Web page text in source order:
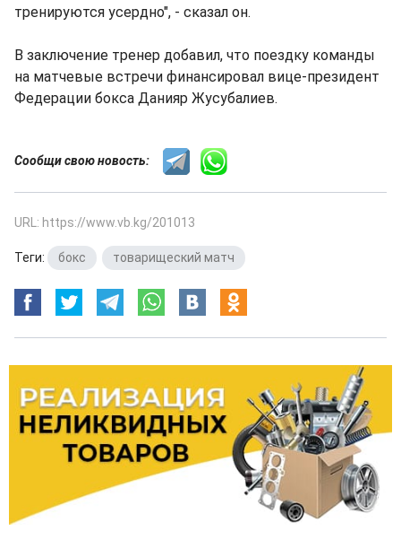
тренируются усердно", - сказал он.
В заключение тренер добавил, что поездку команды
на матчевые встречи финансировал вице-президент
Федерации бокса Данияр Жусубалиев.
Сообщи свою новость:
URL: https://www.vb.kg/201013
Теги: бокс товарищеский матч